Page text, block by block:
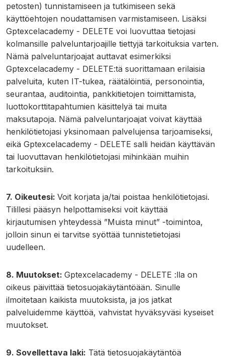
petosten) tunnistamiseen ja tutkimiseen sekä
käyttöehtojen noudattamisen varmistamiseen. Lisäksi
Gptexcelacademy - DELETE voi luovuttaa tietojasi
kolmansille palveluntarjoajille tiettyjä tarkoituksia varten.
Nämä palveluntarjoajat auttavat esimerkiksi
Gptexcelacademy - DELETE:tä suorittamaan erilaisia
palveluita, kuten IT-tukea, räätälöintiä, personointia,
seurantaa, auditointia, pankkitietojen toimittamista,
luottokorttitapahtumien käsittelyä tai muita
maksutapoja. Nämä palveluntarjoajat voivat käyttää
henkilötietojasi yksinomaan palvelujensa tarjoamiseksi,
eikä Gptexcelacademy - DELETE salli heidän käyttävän
tai luovuttavan henkilötietojasi mihinkään muihin
tarkoituksiin.
7. Oikeutesi: Voit korjata ja/tai poistaa henkilötietojasi.
Tilillesi pääsyn helpottamiseksi voit käyttää
kirjautumisen yhteydessä ”Muista minut” -toimintoa,
jolloin sinun ei tarvitse syöttää tunnistetietojasi
uudelleen.
8. Muutokset: Gptexcelacademy - DELETE :lla on
oikeus päivittää tietosuojakäytäntöään. Sinulle
ilmoitetaan kaikista muutoksista, ja jos jatkat
palveluidemme käyttöä, vahvistat hyväksyväsi kyseiset
muutokset.
9. Sovellettava laki: Tätä tietosuojakäytäntöä